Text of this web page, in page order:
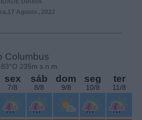
DIÁRIA
Agosto , 2022